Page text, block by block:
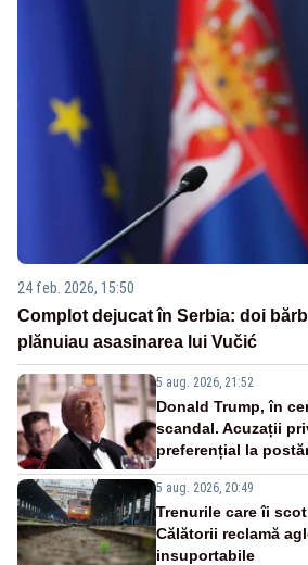
24 feb. 2026, 15:50
Complot dejucat în Serbia: doi
plănuiau asasinarea lui Vučić
5 aug. 2026, 21:52
Donald Trump, în
scandal. Acuzații
preferențial la
5 aug. 2026, 20:49
Trenurile care îi
Călătorii reclamă
insuportabile